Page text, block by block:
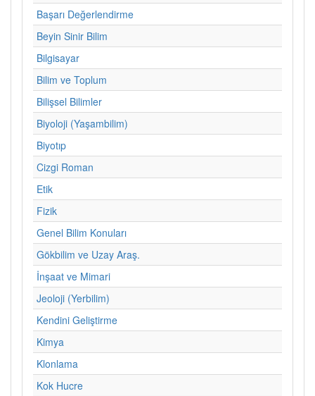
Başarı Değerlendirme
Beyin Sinir Bilim
Bilgisayar
Bilim ve Toplum
Bilişsel Bilimler
Biyoloji (Yaşambilim)
Biyotıp
Cizgi Roman
Etik
Fizik
Genel Bilim Konuları
Gökbilim ve Uzay Araş.
İnşaat ve Mimari
Jeoloji (Yerbilim)
Kendini Geliştirme
Kimya
Klonlama
Kok Hucre